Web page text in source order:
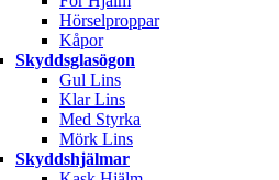
Hörselproppar
Kåpor
Skyddsglasögon
Gul Lins
Klar Lins
Med Styrka
Mörk Lins
Skyddshjälmar